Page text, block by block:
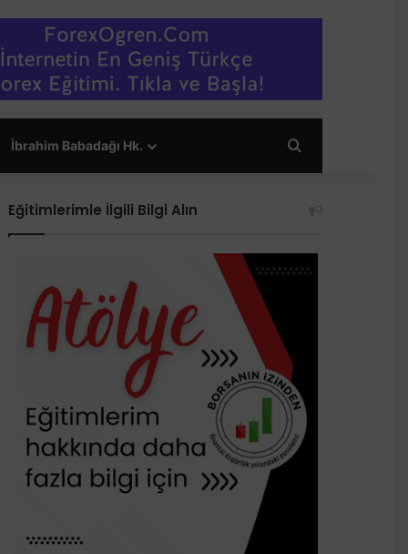
İbrahim Babadağı Hk.
Eğitimlerimle İlgili Bilgi Alın